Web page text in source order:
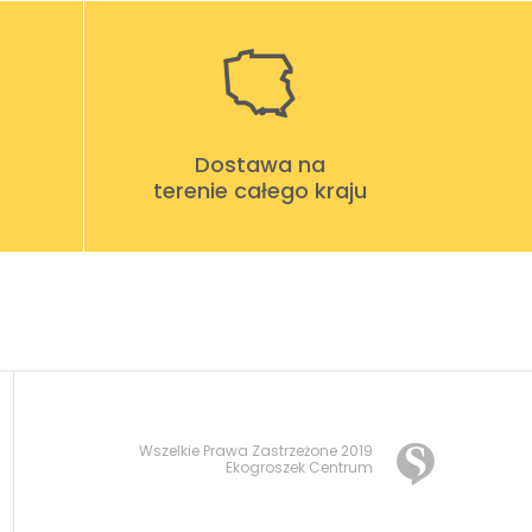
Dostawa na
terenie całego kraju
Wszelkie Prawa Zastrzeżone 2019
Ekogroszek Centrum